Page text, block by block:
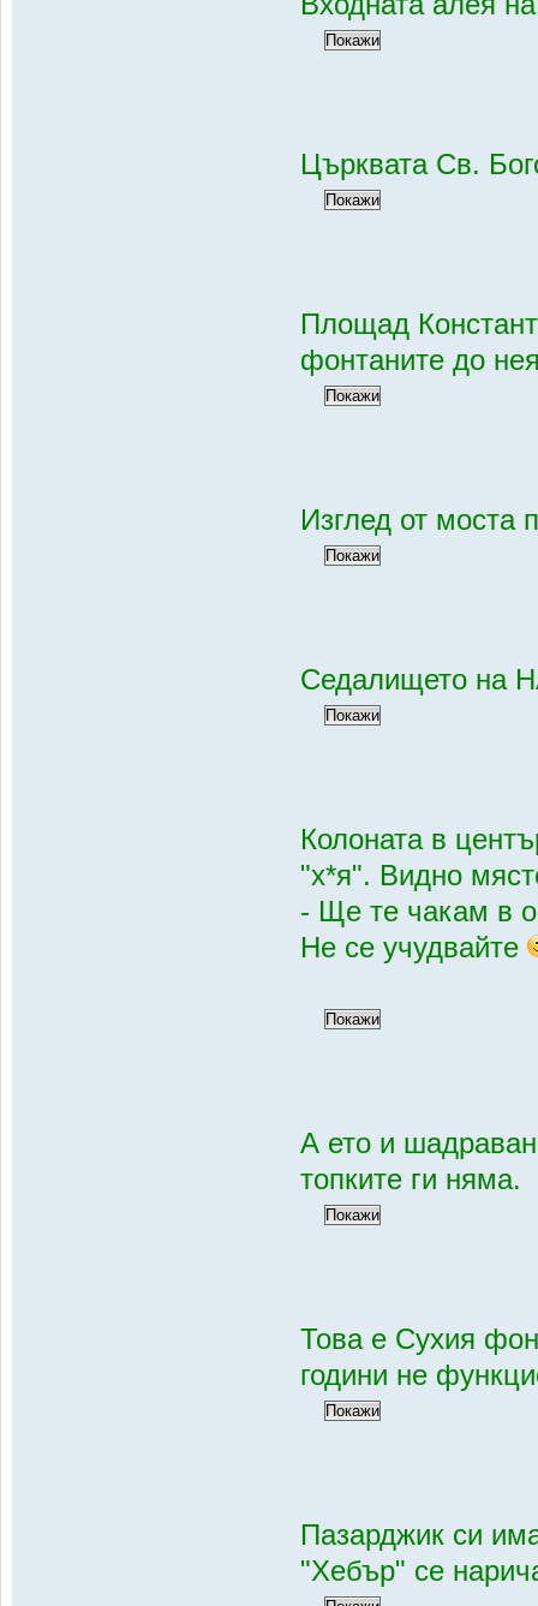
Църквата Св.
Площад
фонтаните до
Изглед от моста
Седалището на
Колоната в
"х*я". Видно
- Ще те чакам в
Не се учудвайте
А ето и
топките ги няма.
Това е Сухия
години не
Пазарджик си
"Хебър" се